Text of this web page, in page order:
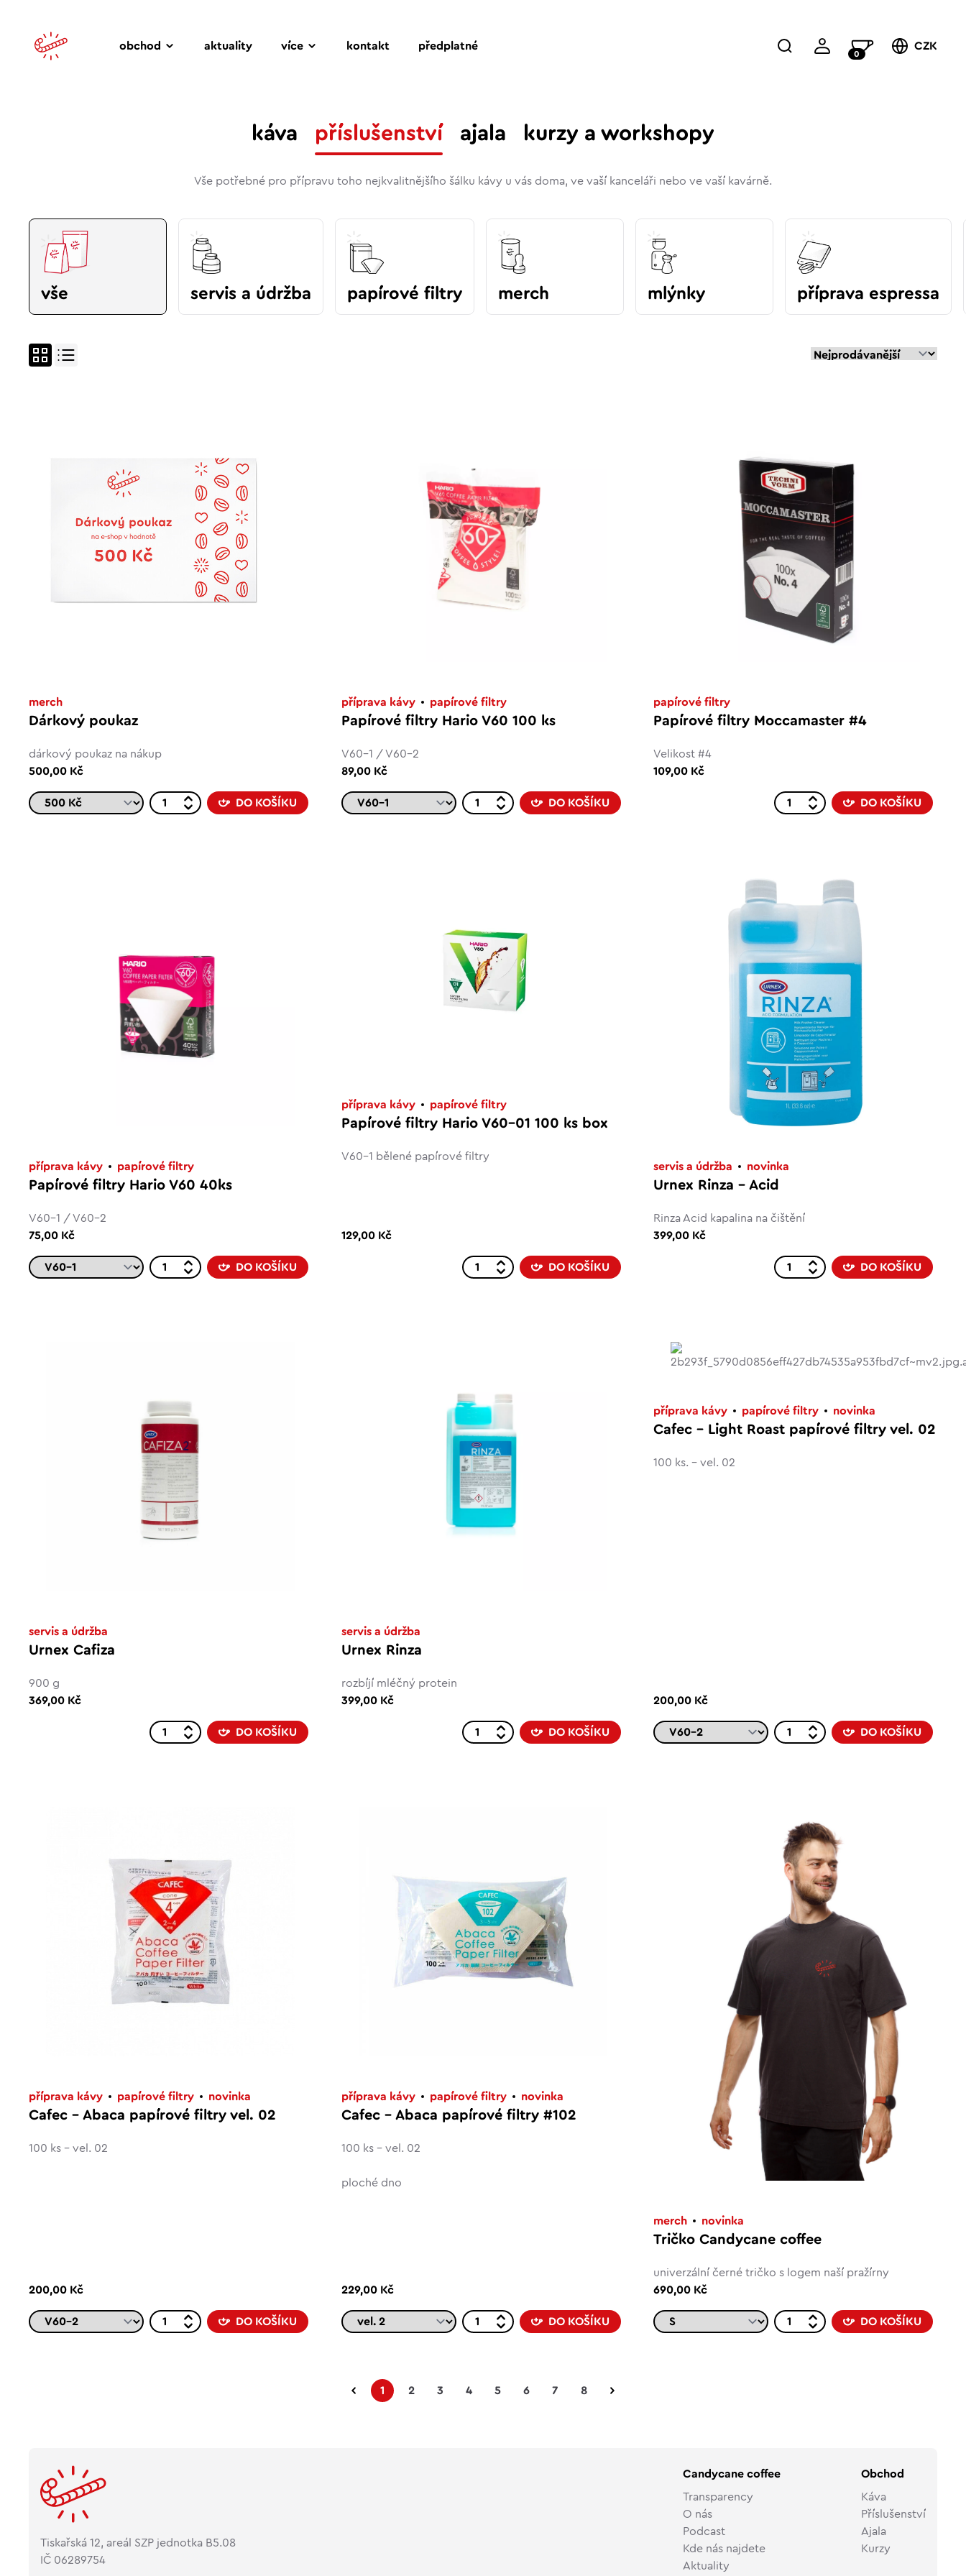
obchod aktuality více kontakt předplatné
0
CZK
káva příslušenství ajala kurzy a workshopy
Vše potřebné pro přípravu toho nejkvalitnějšího šálku kávy u vás doma, ve vaší kanceláři nebo ve vaší kavárně.
vše servis a údržba papírové filtry merch mlýnky příprava espressa
merch
Dárkový poukaz
dárkový poukaz na nákup
500,00 Kč
DO KOŠÍKU
příprava kávy papírové filtry
Papírové filtry Hario V60 100 ks
V60-1 / V60-2
89,00 Kč
DO KOŠÍKU
papírové filtry
Papírové filtry Moccamaster #4
Velikost #4
109,00 Kč
DO KOŠÍKU
příprava kávy papírové filtry
Papírové filtry Hario V60 40ks
V60-1 / V60-2
75,00 Kč
DO KOŠÍKU
příprava kávy papírové filtry
Papírové filtry Hario V60-01 100 ks box
V60-1 bělené papírové filtry
129,00 Kč
DO KOŠÍKU
servis a údržba novinka
Urnex Rinza - Acid
Rinza Acid kapalina na čištění
399,00 Kč
DO KOŠÍKU
servis a údržba
Urnex Cafiza
900 g
369,00 Kč
DO KOŠÍKU
servis a údržba
Urnex Rinza
rozbíjí mléčný protein
399,00 Kč
DO KOŠÍKU
příprava kávy papírové filtry novinka
Cafec – Light Roast papírové filtry vel. 02
100 ks. - vel. 02
200,00 Kč
DO KOŠÍKU
příprava kávy papírové filtry novinka
Cafec – Abaca papírové filtry vel. 02
100 ks - vel. 02
200,00 Kč
DO KOŠÍKU
příprava kávy papírové filtry novinka
Cafec – Abaca papírové filtry #102
100 ks – vel. 02
ploché dno
229,00 Kč
DO KOŠÍKU
merch novinka
Tričko Candycane coffee
univerzální černé tričko s logem naší pražírny
690,00 Kč
DO KOŠÍKU
1 2 3 4 5 6 7 8
Tiskařská 12, areál SZP jednotka B5.08
IČ 06289754
Candycane coffee
Transparency
O nás
Podcast
Kde nás najdete
Aktuality
Obchod
Káva
Příslušenství
Ajala
Kurzy